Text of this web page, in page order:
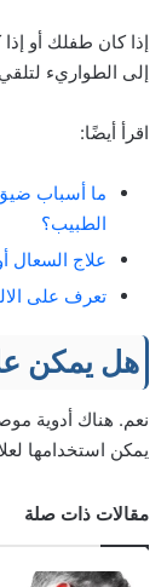
إذا كان طفلك أو
إلى الطواريء لتلقي
اقرأ أيضًا:
ما أسباب
الطبيب؟
علاج السعال
تعرف على
هل يمكن
نعم. هناك أدوية
يمكن استخدامها
مقالات ذات صلة